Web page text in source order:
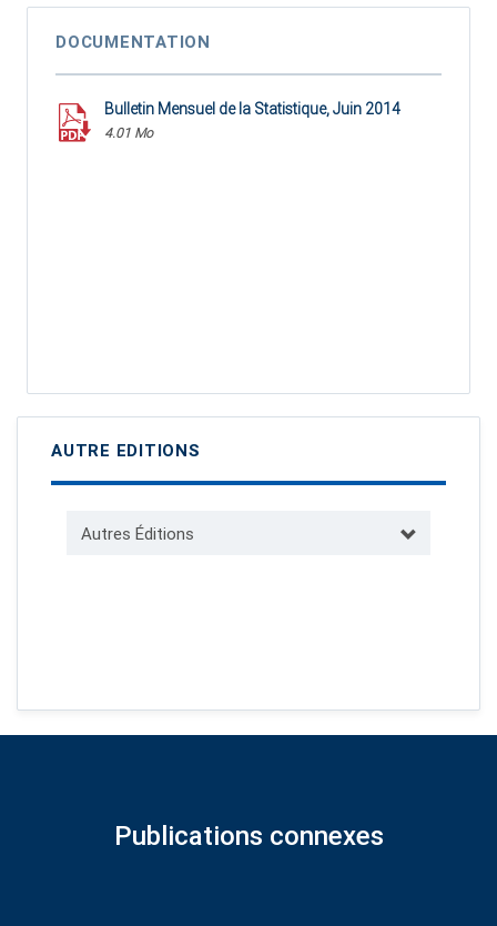
DOCUMENTATION
Bulletin Mensuel de la Statistique, Juin 2014
4.01 Mo
AUTRE EDITIONS
Autres Éditions
Publications connexes